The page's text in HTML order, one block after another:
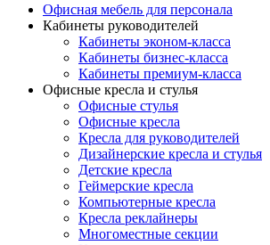
Офисная мебель для персонала
Кабинеты руководителей
Кабинеты эконом-класса
Кабинеты бизнес-класса
Кабинеты премиум-класса
Офисные кресла и стулья
Офисные стулья
Офисные кресла
Кресла для руководителей
Дизайнерские кресла и стулья
Детские кресла
Геймерские кресла
Компьютерные кресла
Кресла реклайнеры
Многоместные секции